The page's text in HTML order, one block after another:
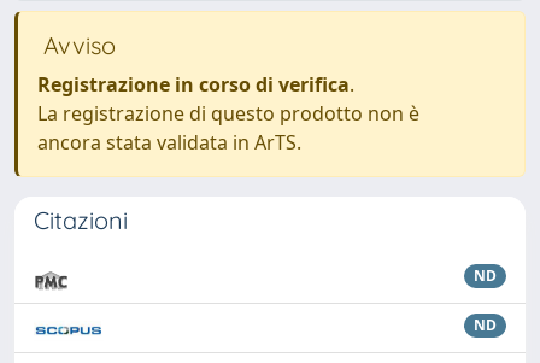
Avviso
Registrazione in corso di verifica.
La registrazione di questo prodotto non è
ancora stata validata in ArTS.
Citazioni
ND
ND